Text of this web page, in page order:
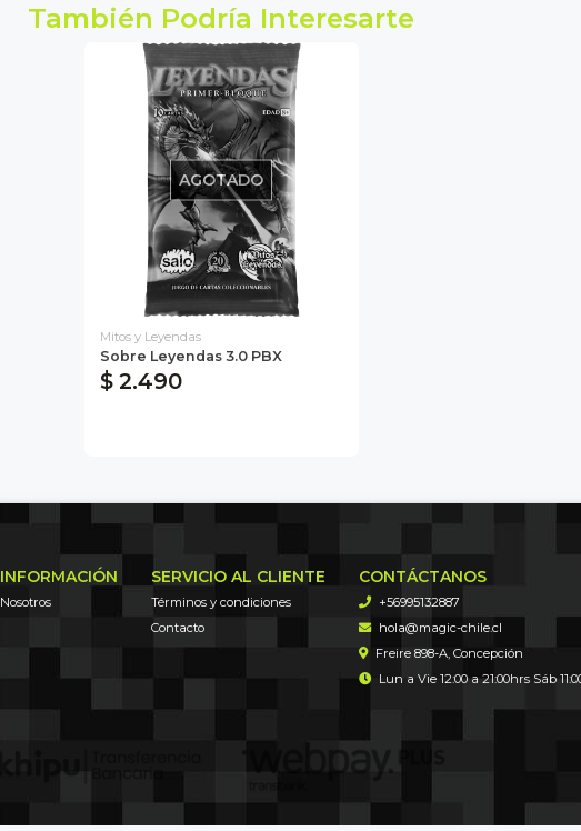
También Podría Interesarte
AGOTADO
Mitos y Leyendas
Sobre Leyendas 3.0 PBX
$ 2.490
INFORMACIÓN
Nosotros
SERVICIO AL CLIENTE
Términos y condiciones
Contacto
CONTÁCTANOS
+56995132887
hola@magic-chile.cl
Freire 898-A, Concepción
Lun a Vie 12:00 a 21:00hrs Sáb